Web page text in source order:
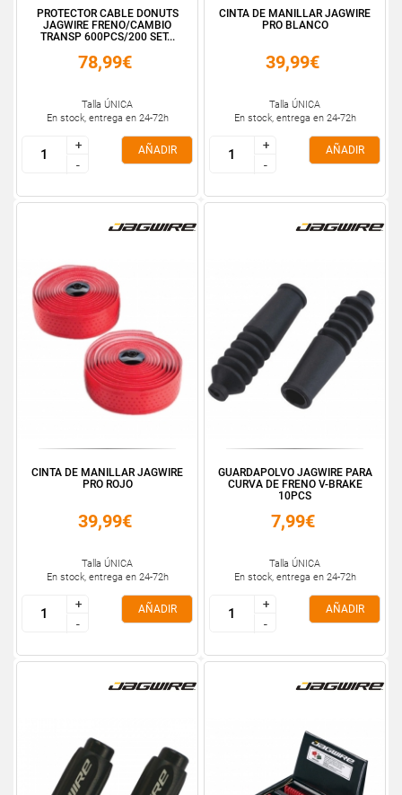
PROTECTOR CABLE DONUTS
JAGWIRE FRENO/CAMBIO
TRANSP 600PCS/200 SET...
78,99€
Talla ÚNICA
En stock, entrega en 24-72h
+
-
+
-
AÑADIR
CINTA DE MANILLAR JAGWIRE
PRO BLANCO
39,99€
Talla ÚNICA
En stock, entrega en 24-72h
+
-
+
-
AÑADIR
CINTA DE MANILLAR JAGWIRE
PRO ROJO
39,99€
Talla ÚNICA
En stock, entrega en 24-72h
+
-
+
-
AÑADIR
GUARDAPOLVO JAGWIRE PARA
CURVA DE FRENO V-BRAKE
10PCS
7,99€
Talla ÚNICA
En stock, entrega en 24-72h
+
-
+
-
AÑADIR